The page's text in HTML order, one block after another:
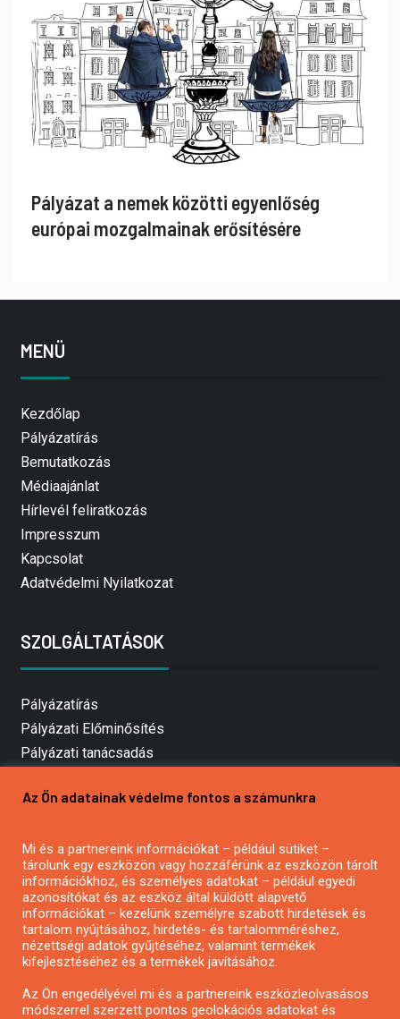
Pályázat a nemek közötti egyenlőség
európai mozgalmainak erősítésére
MENÜ
Kezdőlap
Pályázatírás
Bemutatkozás
Médiaajánlat
Hírlevél feliratkozás
Impresszum
Kapcsolat
Adatvédelmi Nyilatkozat
SZOLGÁLTATÁSOK
Pályázatírás
Pályázati Előminősítés
Pályázati tanácsadás
Mezőgazdasági pályázatírás
Pályázatírás civil szervezeteknek
Pályázatírás önkormányzatoknak
Pályázatfigyelés
Specifikus pályázatfigyelés vagy hírlevél
Az Ön adatainak védelme fontos a számunkra
Mi és a partnereink információkat – például sütiket –
tárolunk egy eszközön vagy hozzáférünk az eszközön tárolt
információkhoz, és személyes adatokat – például egyedi
azonosítókat és az eszköz által küldött alapvető
információkat – kezelünk személyre szabott hirdetések és
tartalom nyújtásához, hirdetés- és tartalomméréshez,
nézettségi adatok gyűjtéséhez, valamint termékek
kifejlesztéséhez és a termékek javításához.
Az Ön engedélyével mi és a partnereink eszközleolvasásos
módszerrel szerzett pontos geolokációs adatokat és